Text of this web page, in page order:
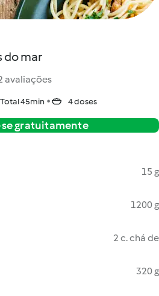
do mar
avaliações
Total 45min 4 doses
gratuitamente
15 g
1200 g
2 c. chá de
320 g